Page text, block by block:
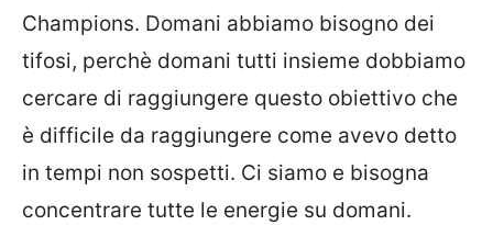
Champions. Domani abbiamo bisogno dei
tifosi, perchè domani tutti insieme dobbiamo
cercare di raggiungere questo obiettivo che
è difficile da raggiungere come avevo detto
in tempi non sospetti. Ci siamo e bisogna
concentrare tutte le energie su domani.